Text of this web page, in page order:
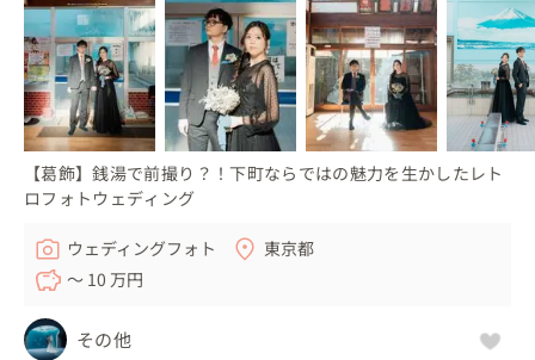
【葛飾】銭湯で前撮り？！下町ならではの魅力を生かしたレト
ロフォトウェディング
ウェディングフォト
東京都
〜 10 万円
その他